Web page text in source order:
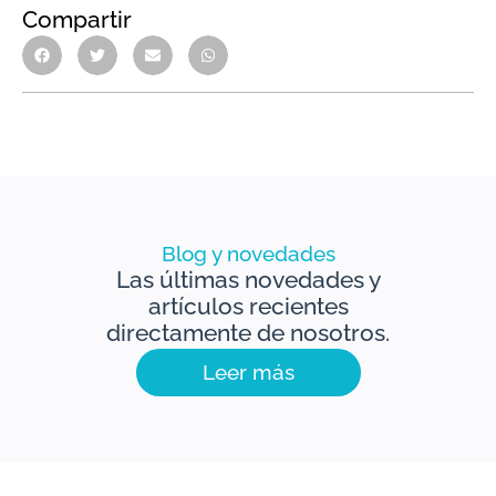
Compartir
Blog y novedades
Las últimas novedades y
artículos recientes
directamente de nosotros.
Leer más